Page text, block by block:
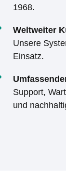
1968.
Weltweiter
Unsere
Einsatz.
Support,
und